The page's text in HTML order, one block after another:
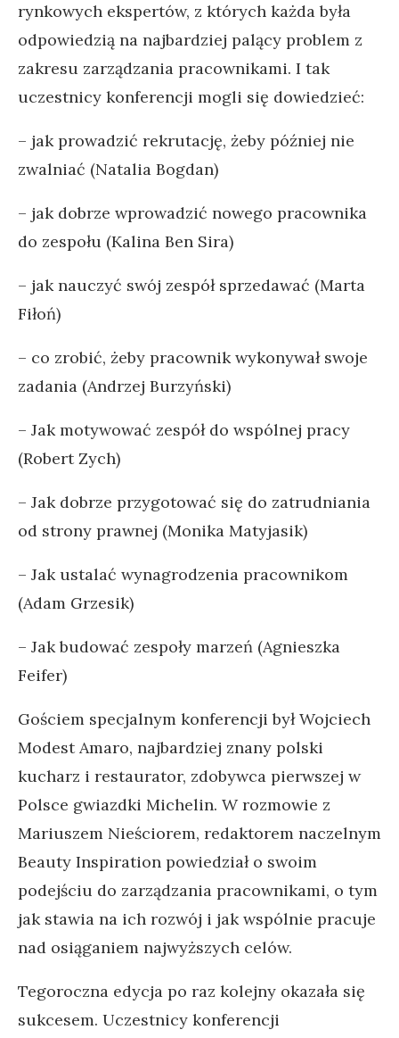
rynkowych ekspertów, z których każda była
odpowiedzią na najbardziej palący problem z
zakresu zarządzania pracownikami. I tak
uczestnicy konferencji mogli się dowiedzieć:
– jak prowadzić rekrutację, żeby później nie
zwalniać (Natalia Bogdan)
– jak dobrze wprowadzić nowego pracownika
do zespołu (Kalina Ben Sira)
– jak nauczyć swój zespół sprzedawać (Marta
Fiłoń)
– co zrobić, żeby pracownik wykonywał swoje
zadania (Andrzej Burzyński)
– Jak motywować zespół do wspólnej pracy
(Robert Zych)
– Jak dobrze przygotować się do zatrudniania
od strony prawnej (Monika Matyjasik)
– Jak ustalać wynagrodzenia pracownikom
(Adam Grzesik)
– Jak budować zespoły marzeń (Agnieszka
Feifer)
Gościem specjalnym konferencji był Wojciech
Modest Amaro, najbardziej znany polski
kucharz i restaurator, zdobywca pierwszej w
Polsce gwiazdki Michelin. W rozmowie z
Mariuszem Nieściorem, redaktorem naczelnym
Beauty Inspiration powiedział o swoim
podejściu do zarządzania pracownikami, o tym
jak stawia na ich rozwój i jak wspólnie pracuje
nad osiąganiem najwyższych celów.
Tegoroczna edycja po raz kolejny okazała się
sukcesem. Uczestnicy konferencji